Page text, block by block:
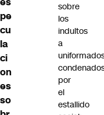
pe
cu
la
ci
on
es
so
sobre
los
indultos
a
por
el
estallido